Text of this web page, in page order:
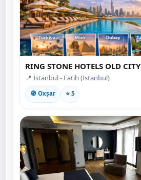
RING STONE HOTELS OLD CITY
📍 İstanbul - Fatih (İstanbul)
🧭 Oxşar ⭐ 5